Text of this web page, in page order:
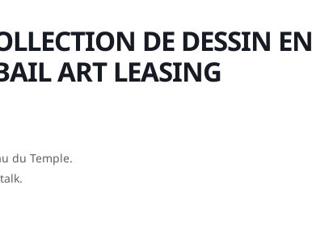
DE DESSIN EN
ART LEASING
du Temple.